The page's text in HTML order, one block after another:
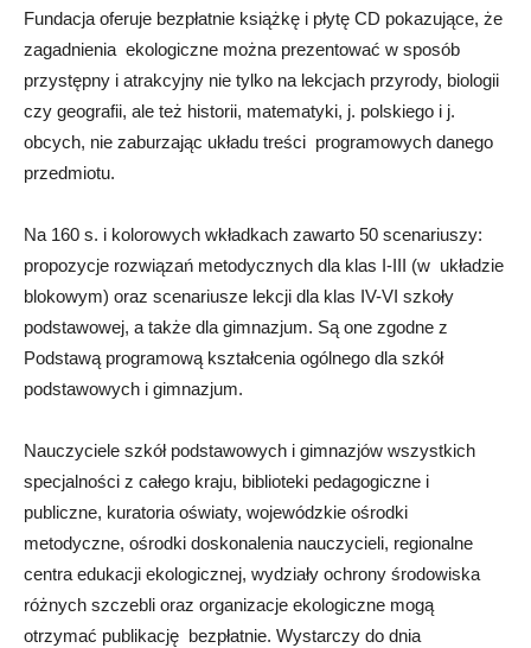
Fundacja oferuje bezpłatnie książkę i płytę CD pokazujące, że
zagadnienia ekologiczne można prezentować w sposób
przystępny i atrakcyjny nie tylko na lekcjach przyrody, biologii
czy geografii, ale też historii, matematyki, j. polskiego i j.
obcych, nie zaburzając układu treści programowych danego
przedmiotu.
Na 160 s. i kolorowych wkładkach zawarto 50 scenariuszy:
propozycje rozwiązań metodycznych dla klas I-III (w układzie
blokowym) oraz scenariusze lekcji dla klas IV-VI szkoły
podstawowej, a także dla gimnazjum. Są one zgodne z
Podstawą programową kształcenia ogólnego dla szkół
podstawowych i gimnazjum.
Nauczyciele szkół podstawowych i gimnazjów wszystkich
specjalności z całego kraju, biblioteki pedagogiczne i
publiczne, kuratoria oświaty, wojewódzkie ośrodki
metodyczne, ośrodki doskonalenia nauczycieli, regionalne
centra edukacji ekologicznej, wydziały ochrony środowiska
różnych szczebli oraz organizacje ekologiczne mogą
otrzymać publikację bezpłatnie. Wystarczy do dnia